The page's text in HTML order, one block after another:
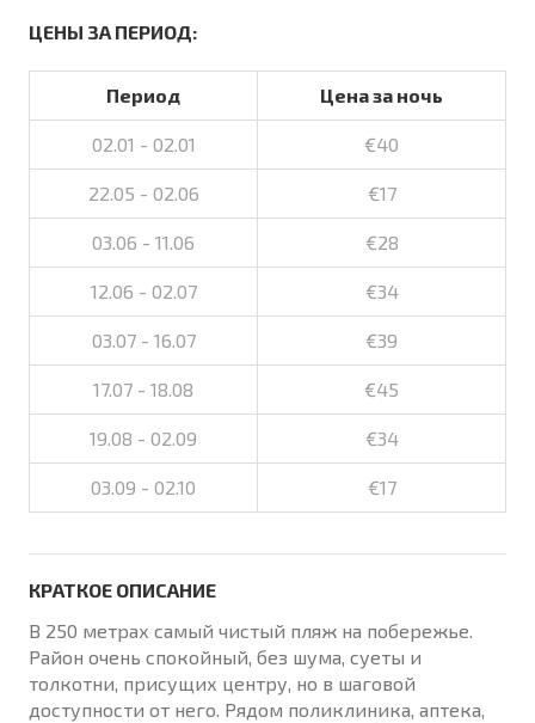
ЦЕНЫ ЗА ПЕРИОД:
Период Цена за ночь
02.01 - 02.01 €40
22.05 - 02.06 €17
03.06 - 11.06 €28
12.06 - 02.07 €34
03.07 - 16.07 €39
17.07 - 18.08 €45
19.08 - 02.09 €34
03.09 - 02.10 €17
КРАТКОЕ ОПИСАНИЕ
B 250 метрах самый чистый пляж на побережье.
Район очень спокойный, без шума, суеты и
толкотни, присущих центру, но в шаговой
доступности от него. Рядом поликлиника, аптека,